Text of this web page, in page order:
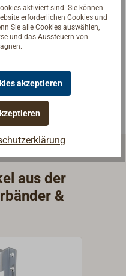
und
Fragen und geben die
aus der
&
aktiviert sind. Sie können
erforderlichen Cookies und
Sie alle Cookies auswählen,
und das Aussteuern von
akzeptieren